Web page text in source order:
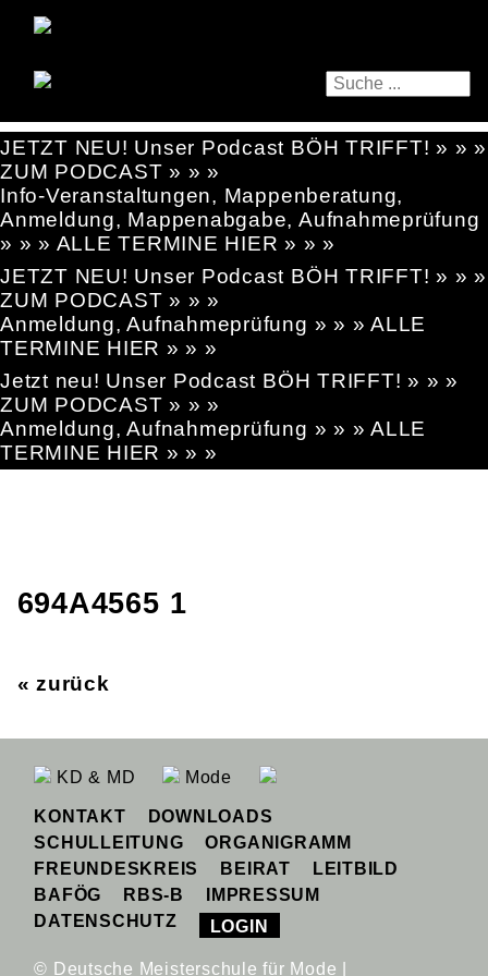
JETZT NEU! Unser Podcast BÖH TRIFFT! » » »
ZUM PODCAST » » »
Info-Veranstaltungen, Mappenberatung,
Anmeldung, Mappenabgabe, Aufnahmeprüfung
» » » ALLE TERMINE HIER » » »
JETZT NEU! Unser Podcast BÖH TRIFFT! » » »
ZUM PODCAST » » »
Anmeldung, Aufnahmeprüfung » » » ALLE
TERMINE HIER » » »
Jetzt neu! Unser Podcast BÖH TRIFFT! » » »
ZUM PODCAST » » »
Anmeldung, Aufnahmeprüfung » » » ALLE
TERMINE HIER » » »
694A4565 1
« zurück
KD & MD Mode
KONTAKT
DOWNLOADS
SCHULLEITUNG
ORGANIGRAMM
FREUNDESKREIS
BEIRAT
LEITBILD
BAFÖG
RBS-B
IMPRESSUM
DATENSCHUTZ
LOGIN
© Deutsche Meisterschule für Mode |